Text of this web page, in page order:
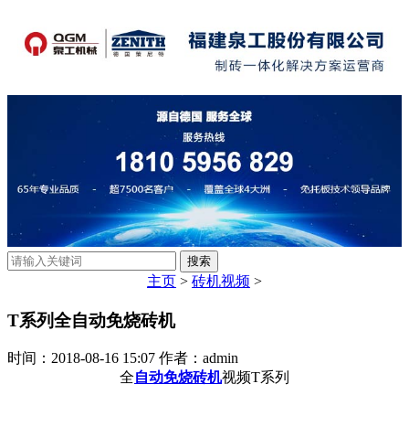
主页 > 砖机视频 >
T系列全自动免烧砖机
时间：2018-08-16 15:07 作者：admin
全自动免烧砖机视频T系列